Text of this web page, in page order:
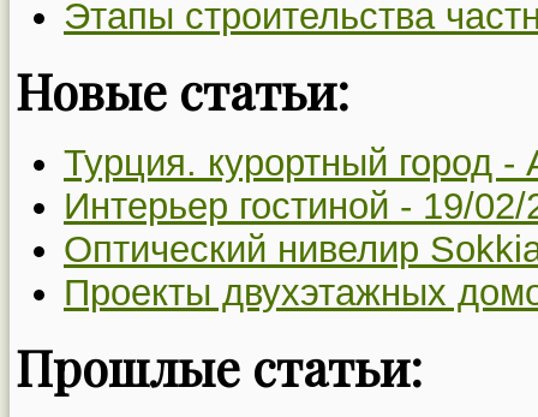
Этапы строительства
Новые статьи:
Турция. курортный город
Интерьер гостиной - 19/02/
Оптический нивелир
Проекты двухэтажных
Прошлые статьи: